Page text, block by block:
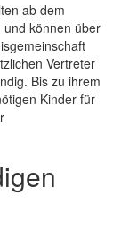
ab dem
können über
Vertreter
Bis zu ihrem
Kinder für